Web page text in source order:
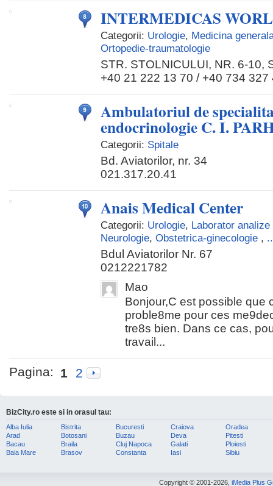
INTERMEDICAS
Categorii: Urologie, Medicina
Ortopedie-traumatologie
STR. STOLNICULUI, NR. 6-10,
+40 21 222 13 70 / +40 734 327
Ambulatoriul de
endocrinologie C. I.
Categorii: Spitale
Bd. Aviatorilor, nr. 34
021.317.20.41
Anais Medical Center
Categorii: Urologie, Laborator
Neurologie, Obstetrica-ginecologie ,
Bdul Aviatorilor Nr. 67
0212221782
Mao
Bonjour,C est possible que
proble8me pour ces
tre8s bien. Dans ce cas,
travail...
Pagina: 1 2
BizCity.ro este si in orasul tau:
Alba Iulia
Arad
Bacau
Baia Mare
Bistrita
Botosani
Braila
Brasov
Bucuresti
Buzau
Cluj Napoca
Constanta
Craiova
Deva
Galati
Iasi
Oradea
Pitesti
Ploiesti
Sibiu
Copyright © 2001-2026, iMedia Plus